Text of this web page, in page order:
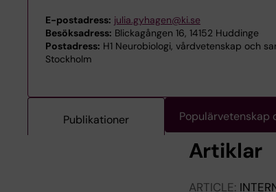
E-postadress: julia.gyhagen@ki.se
Besöksadress: Blickagången 16, 14152 Huddinge
Postadress: H1 Neurobiologi, vårdvetenskap och
Stockholm
Publikationer Populärvetenskap
Artiklar
ARTICLE: